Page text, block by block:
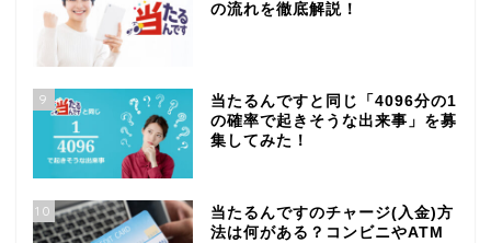
の流れを徹底解説！
9
当たるんですと同じ「4096分の1
の確率で起きそうな出来事」を募
集してみた！
10
当たるんですのチャージ(入金)方
法は何がある？コンビニやATM